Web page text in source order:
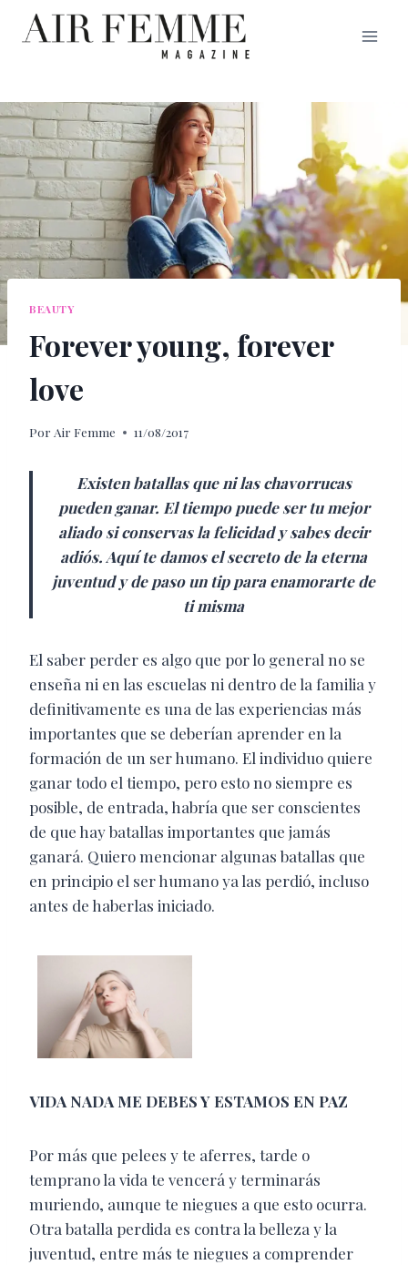
Saltar
BEAUTY
Forever young, forever
love
Por Air Femme 11/08/2017
Existen batallas que ni las chavorrucas
pueden ganar. El tiempo puede ser tu mejor
aliado si conservas la felicidad y sabes decir
adiós. Aquí te damos el secreto de la eterna
juventud y de paso un tip para enamorarte de
ti misma
El saber perder es algo que por lo general no se
enseña ni en las escuelas ni dentro de la familia y
definitivamente es una de las experiencias más
importantes que se deberían aprender en la
formación de un ser humano. El individuo quiere
ganar todo el tiempo, pero esto no siempre es
posible, de entrada, habría que ser conscientes
de que hay batallas importantes que jamás
ganará. Quiero mencionar algunas batallas que
en principio el ser humano ya las perdió, incluso
antes de haberlas iniciado.
VIDA NADA ME DEBES Y ESTAMOS EN PAZ
Por más que pelees y te aferres, tarde o
temprano la vida te vencerá y terminarás
muriendo, aunque te niegues a que esto ocurra.
Otra batalla perdida es contra la belleza y la
juventud, entre más te niegues a comprender